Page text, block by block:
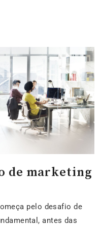
de marketing
pelo desafio de
antes das